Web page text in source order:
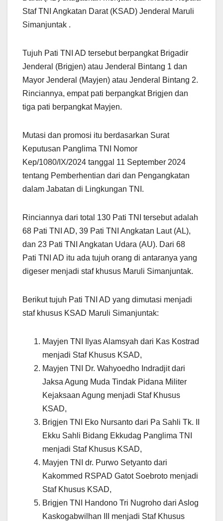
Staf TNI Angkatan Darat (KSAD) Jenderal Maruli
Simanjuntak .
Tujuh Pati TNI AD tersebut berpangkat Brigadir
Jenderal (Brigjen) atau Jenderal Bintang 1 dan
Mayor Jenderal (Mayjen) atau Jenderal Bintang 2.
Rinciannya, empat pati berpangkat Brigjen dan
tiga pati berpangkat Mayjen.
Mutasi dan promosi itu berdasarkan Surat
Keputusan Panglima TNI Nomor
Kep/1080/IX/2024 tanggal 11 September 2024
tentang Pemberhentian dari dan Pengangkatan
dalam Jabatan di Lingkungan TNI.
Rinciannya dari total 130 Pati TNI tersebut adalah
68 Pati TNI AD, 39 Pati TNI Angkatan Laut (AL),
dan 23 Pati TNI Angkatan Udara (AU). Dari 68
Pati TNI AD itu ada tujuh orang di antaranya yang
digeser menjadi staf khusus Maruli Simanjuntak.
Berikut tujuh Pati TNI AD yang dimutasi menjadi
staf khusus KSAD Maruli Simanjuntak:
Mayjen TNI Ilyas Alamsyah dari Kas Kostrad
menjadi Staf Khusus KSAD,
Mayjen TNI Dr. Wahyoedho Indradjit dari
Jaksa Agung Muda Tindak Pidana Militer
Kejaksaan Agung menjadi Staf Khusus
KSAD,
Brigjen TNI Eko Nursanto dari Pa Sahli Tk. II
Ekku Sahli Bidang Ekkudag Panglima TNI
menjadi Staf Khusus KSAD,
Mayjen TNI dr. Purwo Setyanto dari
Kakommed RSPAD Gatot Soebroto menjadi
Staf Khusus KSAD,
Brigjen TNI Handono Tri Nugroho dari Aslog
Kaskogabwilhan III menjadi Staf Khusus